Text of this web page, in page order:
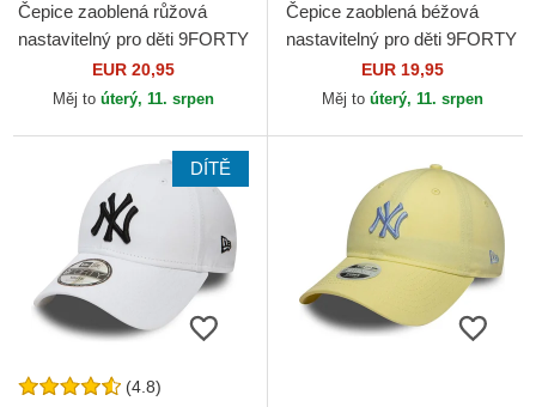
Čepice zaoblená růžová
nastavitelný pro děti 9FORTY
Face SpongeBob a Patrik
Hvězda New Era
EUR 20,95
Měj to úterý, 11. srpen
Čepice zaoblená béžová
nastavitelný pro děti 9FORTY
League Essential New York
Yankees MLB New Era
EUR 19,95
Měj to úterý, 11. srpen
DÍTĚ
(4.8)